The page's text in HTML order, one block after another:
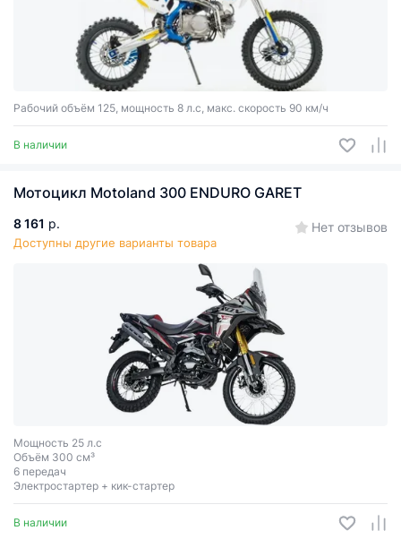
Рабочий объём 125, мощность 8 л.с, макс. скорость 90 км/ч
В наличии
Мотоцикл Motoland 300 ENDURO GARET
8 161 р.
Доступны другие варианты товара
Нет отзывов
Мощность 25 л.с
Объём 300 см³
6 передач
Электростартер + кик-стартер
В наличии